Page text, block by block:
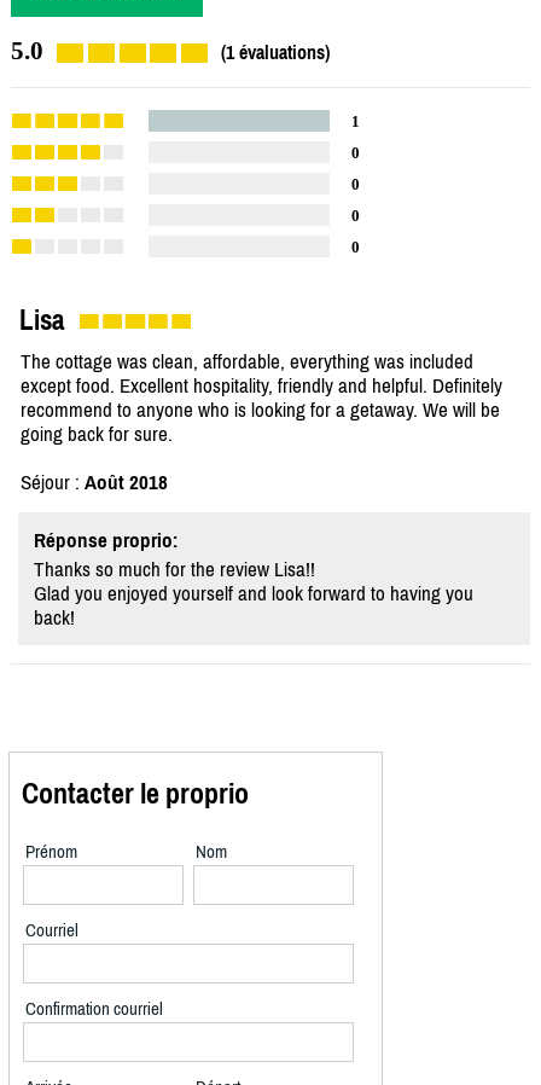
5.0 (1 évaluations)
1
0
0
0
0
Lisa
The cottage was clean, affordable, everything was included
except food. Excellent hospitality, friendly and helpful. Definitely
recommend to anyone who is looking for a getaway. We will be
going back for sure.
Séjour : Août 2018
Réponse proprio:
Thanks so much for the review Lisa!!
Glad you enjoyed yourself and look forward to having you
back!
Contacter le proprio
Prénom Nom
Courriel
Confirmation courriel